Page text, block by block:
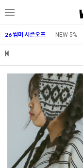
메
26 썸머 시즌오프 NEW 5%